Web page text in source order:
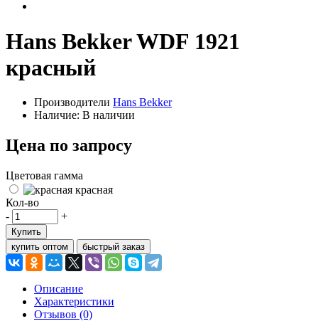
Hans Bekker WDF 1921
красный
Производители Hans Bekker
Наличие: В наличии
Цена по запросу
Цветовая гамма
красная
Кол-во
-
+
Купить
купить оптом
быстрый заказ
Описание
Характеристики
Отзывов (0)